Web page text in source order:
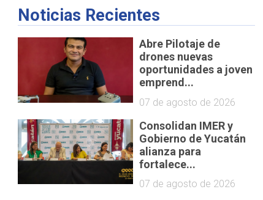
Noticias Recientes
Abre Pilotaje de
drones nuevas
oportunidades a joven
emprend...
07 de agosto de 2026
Consolidan IMER y
Gobierno de Yucatán
alianza para
fortalece...
07 de agosto de 2026